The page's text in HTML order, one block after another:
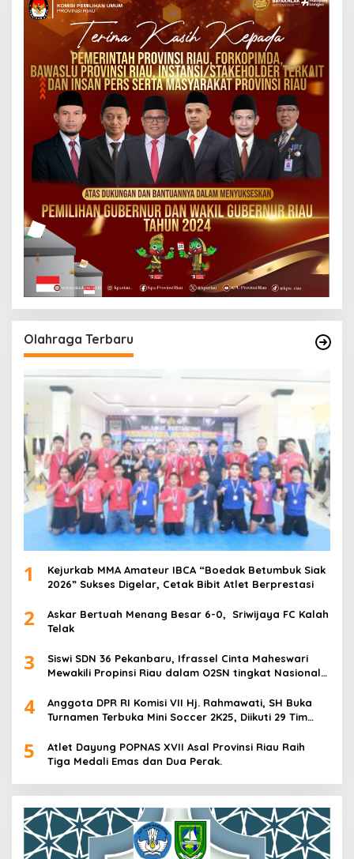
Olahraga Terbaru
1
Kejurkab MMA Amateur IBCA “Boedak Betumbuk Siak
2026” Sukses Digelar, Cetak Bibit Atlet Berprestasi
2
Askar Bertuah Menang Besar 6-0, Sriwijaya FC Kalah
Telak
3
Siswi SDN 36 Pekanbaru, Ifrassel Cinta Maheswari
Mewakili Propinsi Riau dalam O2SN tingkat Nasional
4
Anggota DPR RI Komisi VII Hj. Rahmawati, SH Buka
Turnamen Terbuka Mini Soccer 2K25, Diikuti 29 Tim
5
Atlet Dayung POPNAS XVII Asal Provinsi Riau Raih
Tiga Medali Emas dan Dua Perak.